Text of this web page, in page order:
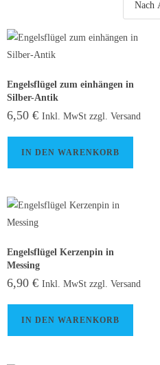
Engelsflügel zum einhängen in
Silber-Antik
6,50 € Inkl. MwSt zzgl. Versand
IN DEN WARENKORB
Engelsflügel Kerzenpin in
Messing
6,90 € Inkl. MwSt zzgl. Versand
IN DEN WARENKORB